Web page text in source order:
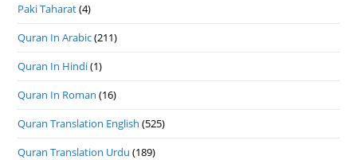
Paki Taharat(4)
Quran In Arabic(211)
Quran In Hindi(1)
Quran In Roman (16)
Quran Translation English (525)
Quran Translation Urdu (189)